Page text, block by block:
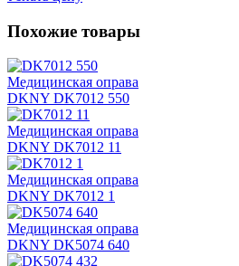
Похожие товары
Медицинская оправа
DKNY DK7012 550
Медицинская оправа
DKNY DK7012 11
Медицинская оправа
DKNY DK7012 1
Медицинская оправа
DKNY DK5074 640